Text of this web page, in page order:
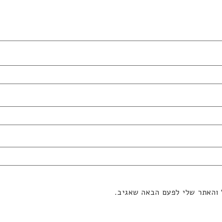
והאתר שלי לפעם הבאה שאגיב.